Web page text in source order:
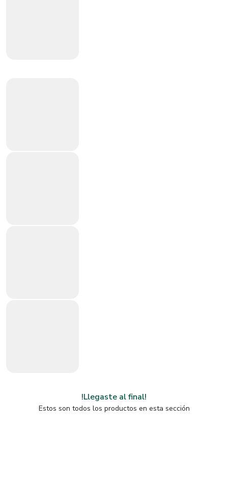
!Llegaste al final!
Estos son todos los productos en esta sección